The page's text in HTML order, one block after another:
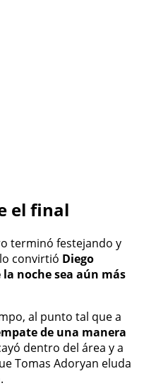
el final
terminó festejando y
convirtió Diego
noche sea aún más
al punto tal que a
de una manera
dentro del área y a
Tomas Adoryan eluda